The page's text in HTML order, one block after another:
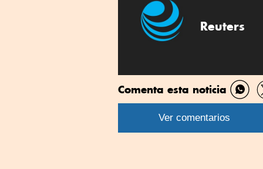
Reuters
Comenta esta noticia
por
Ver comentarios